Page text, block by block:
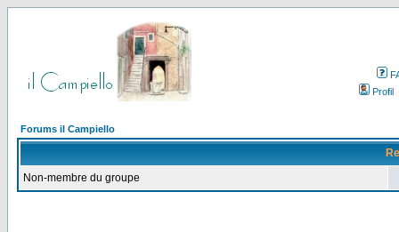
Profil
Forums il Campiello
Non-membre du groupe